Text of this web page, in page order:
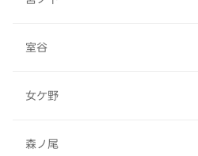
室谷
女ケ野
森ノ尾